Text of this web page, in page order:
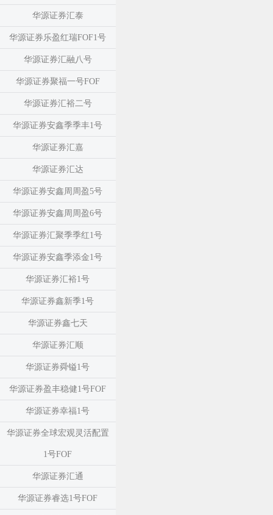
华源证券汇泰
华源证券乐盈红瑞FOF1号
华源证券汇融八号
华源证券聚福一号FOF
华源证券汇裕二号
华源证券安鑫季季丰1号
华源证券汇嘉
华源证券汇达
华源证券安鑫周周盈5号
华源证券安鑫周周盈6号
华源证券汇聚季季红1号
华源证券安鑫季添金1号
华源证券汇裕1号
华源证券鑫新季1号
华源证券鑫七天
华源证券汇顺
华源证券舜镒1号
华源证券盈丰稳健1号FOF
华源证券幸福1号
华源证券全球宏观灵活配置
1号FOF
华源证券汇通
华源证券睿选1号FOF